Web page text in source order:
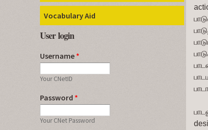
Vocabulary Aid
User login
Username *
Your CNetID
Password *
Your CNet Password